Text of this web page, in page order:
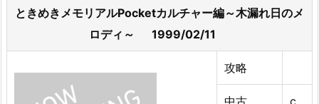
ときめきメモリアルPocketカルチャー編～木漏れ日のメ
ロディ～ 1999/02/11
攻略
中古 c